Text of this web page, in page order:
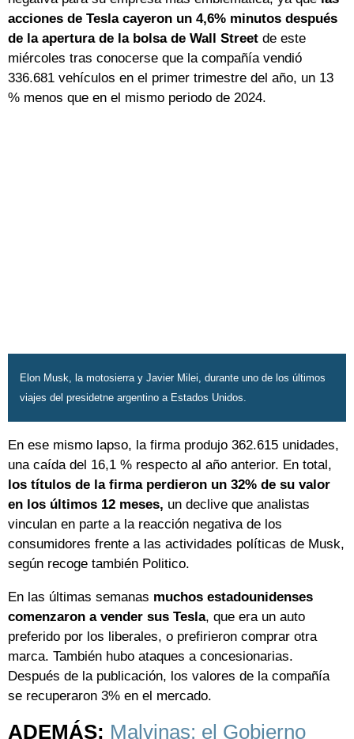
acciones de Tesla cayeron un 4,6% minutos después
de la apertura de la bolsa de Wall Street de este
miércoles tras conocerse que la compañía vendió
336.681 vehículos en el primer trimestre del año, un 13
% menos que en el mismo periodo de 2024.
Elon Musk, la motosierra y Javier Milei, durante uno de los últimos
viajes del presidetne argentino a Estados Unidos.
En ese mismo lapso, la firma produjo 362.615 unidades,
una caída del 16,1 % respecto al año anterior. En total,
los títulos de la firma perdieron un 32% de su valor
en los últimos 12 meses, un declive que analistas
vinculan en parte a la reacción negativa de los
consumidores frente a las actividades políticas de Musk,
según recoge también Politico.
En las últimas semanas muchos estadounidenses
comenzaron a vender sus Tesla, que era un auto
preferido por los liberales, o prefirieron comprar otra
marca. También hubo ataques a concesionarias.
Después de la publicación, los valores de la compañía
se recuperaron 3% en el mercado.
ADEMÁS: Malvinas: el Gobierno